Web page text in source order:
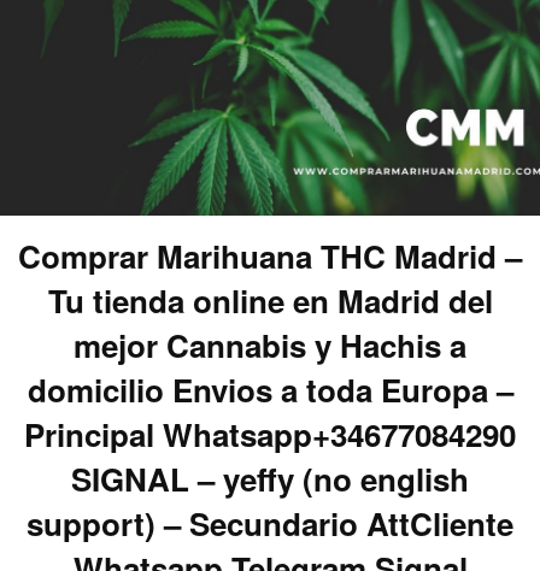
Comprar Marihuana THC Madrid –
Tu tienda online en Madrid del
mejor Cannabis y Hachis a
domicilio Envios a toda Europa –
Principal Whatsapp+34677084290
SIGNAL – yeffy (no english
support) – Secundario AttCliente